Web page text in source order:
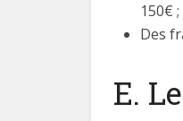
150€ ;
Des
E.